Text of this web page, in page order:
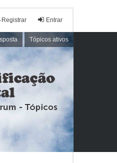
Entrar
Registrar
Tópicos ativos